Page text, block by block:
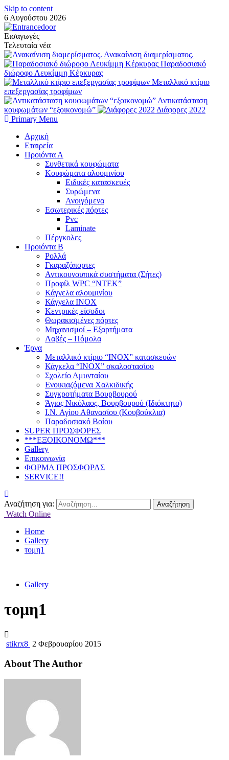
Skip to content
6 Αυγούστου 2026
Εισαγωγές
Τελευταία νέα
Ανακαίνιση διαμερίσματος.
Παραδοσιακό
διώροφο Λευκίμμη Κέρκυρας
Μεταλλικό κτίριο
επεξεργασίας τροφίμων
Αντικατάσταση
κουφωμάτων “εξοικονομώ”
Διάφορες 2022
Primary Menu
Αρχική
Εταιρεία
Προιόντα Α
Συνθετικά κουφώματα
Κουφώματα αλουμινίου
Ειδικές κατασκευές
Συρώμενα
Ανοιγόμενα
Εσωτερικές πόρτες
Pvc
Laminate
Πέργκολες
Προιόντα Β
Ρολλά
Γκαραζόπορτες
Αντικουνουπικά συστήματα (Σήτες)
Προφίλ WPC “ΝΤΕΚ”
Κάγγελα αλουμινίου
Κάγγελα INOX
Κεντρικές είσοδοι
Θωρακισμένες πόρτες
Μηχανισμοί – Εξαρτήματα
Λαβές – Πόμολα
Έργα
Μεταλλικό κτίριο “INOX” κατασκευών
Κάγκελα “INOX” σκαλοστασίου
Σχολείο Αμυνταίου
Ενοικιαζόμενα Χαλκιδικής
Συγκροτήματα Βουρβουρού
Άγιος Νικόλαος, Βουρβουρού (Ιδιόκτητο)
Ι.Ν. Αγίου Αθανασίου (Κουβούκλια)
Παραδοσιακό Βοίου
SUPER ΠΡΟΣΦΟΡΕΣ
***ΕΞΟΙΚΟΝΟΜΩ***
Gallery
Επικοινωνία
ΦΟΡΜΑ ΠΡΟΣΦΟΡΑΣ
SERVICE!!
Αναζήτηση για:
Watch Online
Home
Gallery
τομη1
Gallery
τομη1
stikrx8 2 Φεβρουαρίου 2015
About The Author